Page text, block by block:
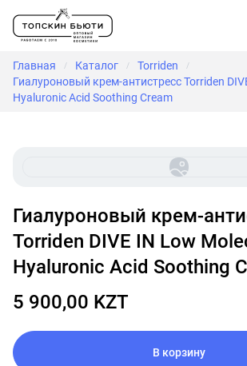
Главная / Каталог / Torriden /
Гиалуроновый крем-антистресс Torriden
Hyaluronic Acid Soothing Cream
Гиалуроновый крем-антистресс
Torriden DIVE IN Low
Hyaluronic Acid Soothing
5 900,00 KZT
В корзину